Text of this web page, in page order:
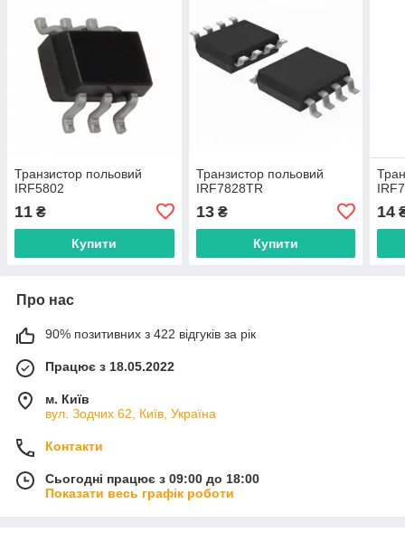
Транзистор польовий
IRF5802
11 ₴
Купити
Транзистор польовий
IRF7828TR
13₴
Купити
14
Про нас
90% позитивних з 422 відгуків за рік
Працює з 18.05.2022
м. Київ
вул. Зодчих 62, Київ, Україна
Контакти
Сьогодні працює з 09:00 до 18:00
Показати весь графік роботи